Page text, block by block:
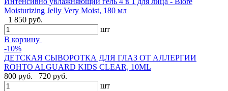
Moisturizing Jelly Very Moist, 180 мл
1 850 руб.
шт
В корзину
-10%
ДЕТСКАЯ СЫВОРОТКА ДЛЯ ГЛАЗ ОТ АЛЛЕРГИИ
ROHTO ALGUARD KIDS CLEAR, 10ML
800 руб.
720 руб.
шт